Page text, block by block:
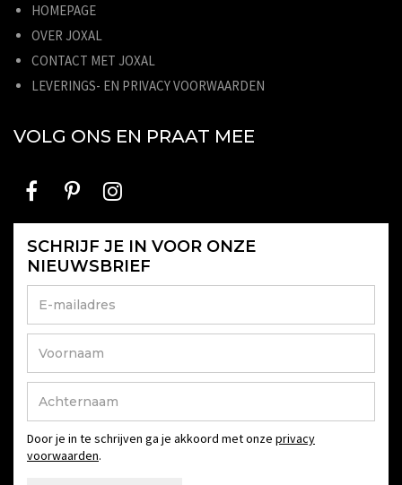
HOMEPAGE
OVER JOXAL
CONTACT MET JOXAL
LEVERINGS- EN PRIVACY VOORWAARDEN
VOLG ONS EN PRAAT MEE
SCHRIJF JE IN VOOR ONZE
NIEUWSBRIEF
Door je in te schrijven ga je akkoord met onze privacy
voorwaarden.